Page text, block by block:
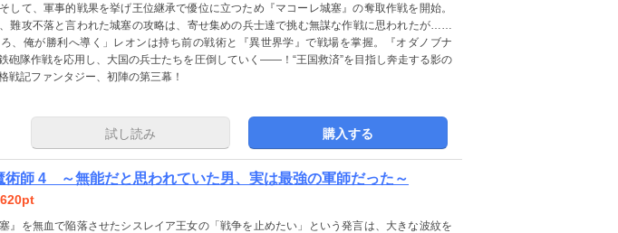
して、軍事的戦果を挙げ王位継承で優位に立つため『マコーレ城塞』の奪取作戦を開始。
難攻不落と言われた城塞の攻略は、寄せ集めの兵士達で挑む無謀な作戦に思われたが……
ろ、俺が勝利へ導く」レオンは持ち前の戦術と『異世界学』で戦場を掌握。『オダノブナ
砲隊作戦を応用し、大国の兵士たちを圧倒していく――！“王国救済”を目指し奔走する影の
戦記ファンタジー、初陣の第三幕！
試し読み 購入する
術師 4 ～無能だと思われていた男、実は最強の軍師だった～
620pt
塞』を無血で陥落させたシスレイア王女の「戦争を止めたい」という発言は、大きな波紋を